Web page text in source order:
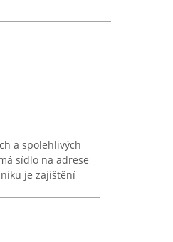
a spolehlivých
sídlo na adrese
je zajištění